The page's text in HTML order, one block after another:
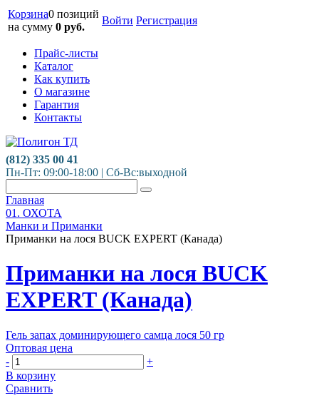
Корзина0 позиций
на сумму 0 руб.
Войти Регистрация
Прайс-листы
Каталог
Как купить
О магазине
Гарантия
Контакты
(812) 335 00 41
Пн-Пт: 09:00-18:00 | Сб-Вс:выходной
Главная
01. ОХОТА
Манки и Приманки
Приманки на лося BUCK EXPERT (Канада)
Приманки на лося BUCK
EXPERT (Канада)
Гель запах доминирующего самца лося 50 гр
Оптовая цена
-
+
В корзину
Сравнить